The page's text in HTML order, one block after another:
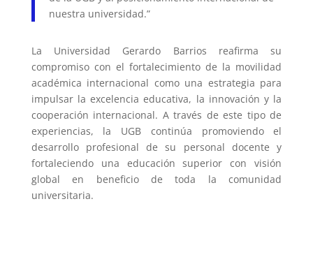
nuestra universidad.”
La Universidad Gerardo Barrios reafirma su
compromiso con el fortalecimiento de la movilidad
académica internacional como una estrategia para
impulsar la excelencia educativa, la innovación y la
cooperación internacional. A través de este tipo de
experiencias, la UGB continúa promoviendo el
desarrollo profesional de su personal docente y
fortaleciendo una educación superior con visión
global en beneficio de toda la comunidad
universitaria.